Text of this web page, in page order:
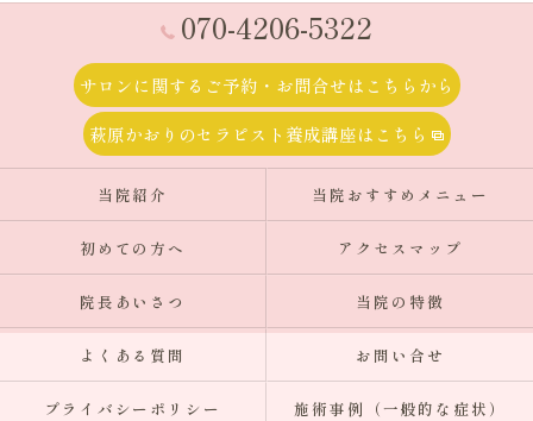
070-4206-5322
サロンに関するご予約・お問合せはこちらから
萩原かおりのセラピスト養成講座はこちら
当院紹介 当院おすすめメニュー
初めての方へ アクセスマップ
院長あいさつ 当院の特徴
よくある質問 お問い合せ
プライバシーポリシー 施術事例（一般的な症状）